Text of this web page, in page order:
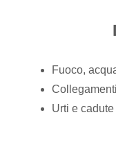
Fuoco,
Urti e cadute